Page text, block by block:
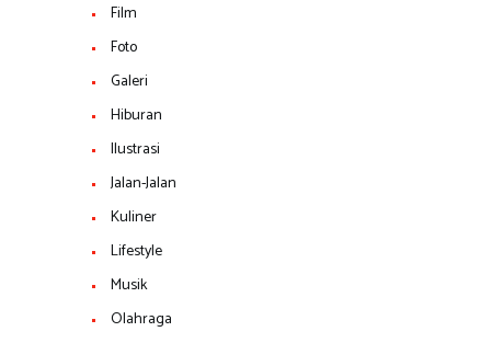
Film
Foto
Galeri
Hiburan
Ilustrasi
Jalan-Jalan
Kuliner
Lifestyle
Musik
Olahraga